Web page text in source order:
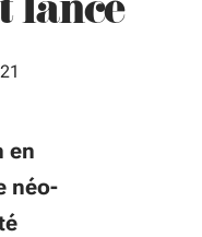
lancé
en
néo-